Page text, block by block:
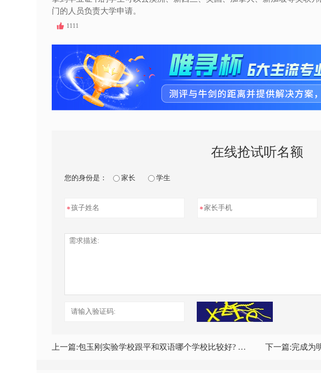
门的人员负责大学申请。
1111
在线抢试听名额
您的身份是： 家长 学生
* *
上一篇:包玉刚实验学校跟平和双语哪个学校比较好? 教学质量，升学率哪个比较高？ 下一篇:完成为明